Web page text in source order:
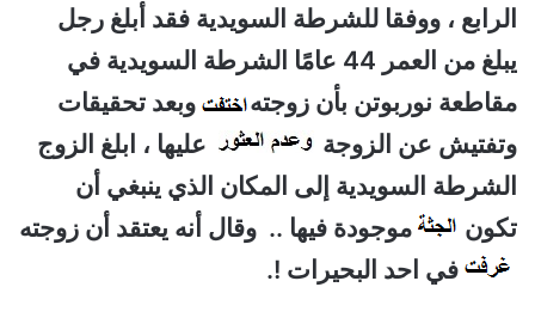
الرابع ، ووفقا للشرطة السويدية فقد أبلغ رجل
يبلغ من العمر 44 عامًا الشرطة السويدية في
مقاطعة نوربوتن بأن زوجته
وبعد تحقيقات
وتفتيش عن الزوجة
عليها ، ابلغ الزوج
الشرطة السويدية إلى المكان الذي ينبغي أن
تكون
موجودة فيها .. وقال أنه يعتقد أن زوجته
في احد البحيرات !.